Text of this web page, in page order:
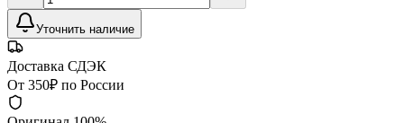
Уточнить наличие
Доставка СДЭК
От 350₽ по России